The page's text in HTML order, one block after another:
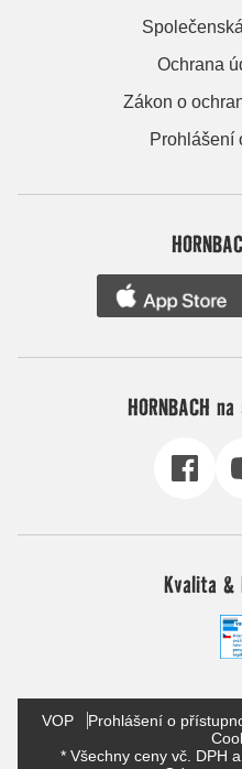
Ochrana
Zákon o
Prohlášení
HORNBACH
Kvalita &
VOP Prohlášení o
* Všechny ceny vč. DPH